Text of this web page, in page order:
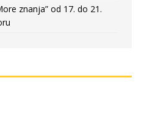
znanja” od 17. do 21.